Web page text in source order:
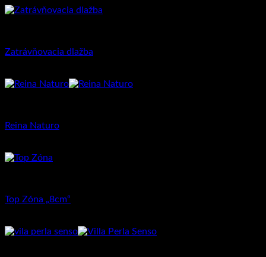
Zatrávňovacia dlažba
Reina Naturo
Top Zóna „8cm“